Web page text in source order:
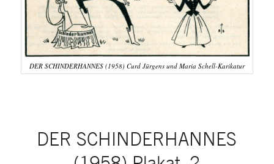
DER SCHINDERHANNES (1958) Curd Jürgens und Maria Schell-Karikatur
DER SCHINDERHANNES